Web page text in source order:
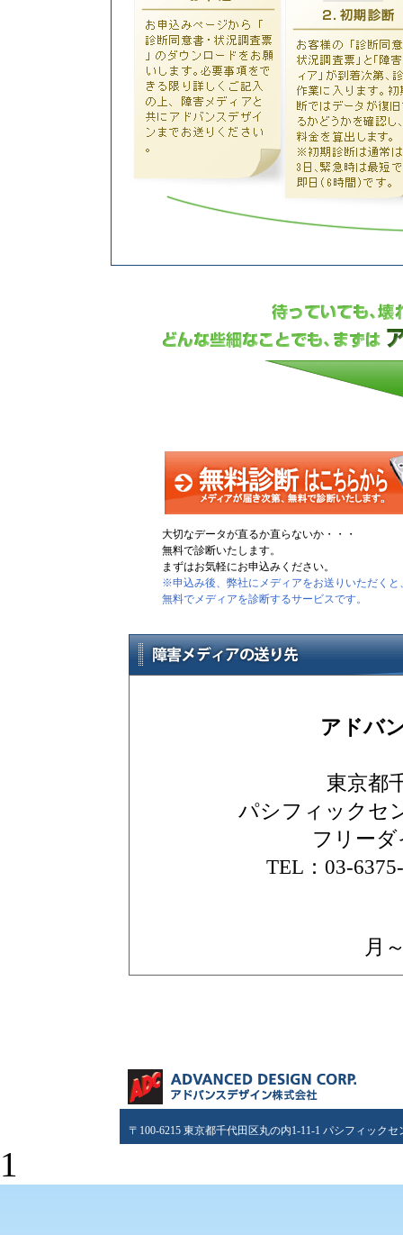
大切なデータが直るか直らないか・・・
無料で診断いたします。
まずはお気軽にお申込みください。
※申込み後、弊社にメディアをお送りいただくと
無料でメディアを診断するサービスです。
アドバ
東京都
パシフィックセ
フリーダ
TEL：03-
月
〒100-6215 東京都千代田区丸の内1-11-1 パシフィック
1